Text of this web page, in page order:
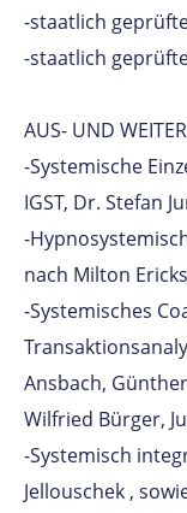
-staatlich
-staatlich
AUS- UND
-Systemische
IGST, Dr. Stefan
-
nach Milton
-Systemisches
Ansbach,
Wilfried Bürger,
-Systemisch
Jellouschek ,